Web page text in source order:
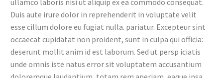
Duis aute irure dolor in reprehenderit in voluptate velit
esse cillum dolore eu fugiat nulla. pariatur. Excepteur sint
occaecat cupidatat non proident, sunt in culpa qui officia:
deserunt mollit anim id est laborum. Sed ut persp iciatis
unde omnis iste natus error sit voluptatem accusantium